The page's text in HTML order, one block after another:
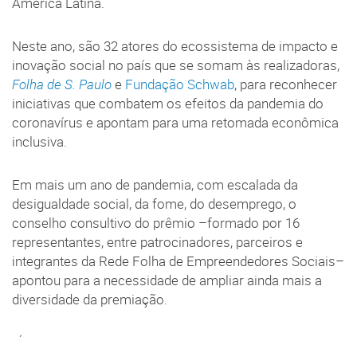
Neste ano, são 32 atores do ecossistema de impacto e
inovação social no país que se somam às realizadoras,
Folha de S. Pauloe Fundação Schwab, para reconhecer
iniciativas que combatem os efeitos da pandemia do
coronavírus e apontam para uma retomada econômica
inclusiva.
Em mais um ano de pandemia, com escalada da
desigualdade social, da fome, do desemprego, o
conselho consultivo do prêmio –formado por 16
representantes, entre patrocinadores, parceiros e
integrantes da Rede Folha de Empreendedores Sociais–
apontou para a necessidade de ampliar ainda mais a
diversidade da premiação.